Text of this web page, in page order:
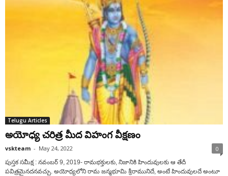
Telugu Articles
అయోధ్య చరిత్ర మీద విహంగ వీక్షణం
vskteam - May 24, 2022 0
పుస్తక సమీక్ష : నవంబర్‌ 9, 2019- ‌రామభక్తులకు, నిజానికి హిందువులకు ఆ తేదీ
పవిత్రమైనదనవచ్చు. అయోధ్యలోని రామ జన్మభూమి శ్రీరామునిదే, అంటే హిందువులదే అంటూ